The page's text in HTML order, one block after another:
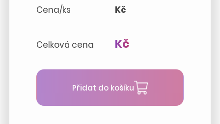
Cena/ks Kč
Celková cena Kč
Přidat do košíku